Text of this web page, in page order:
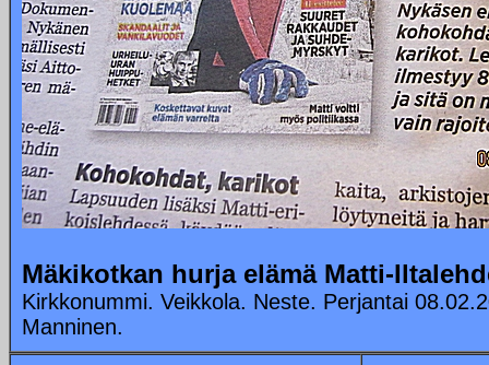
Mäkikotkan hurja elämä Matti-
Kirkkonummi. Veikkola. Neste. Perjantai
Manninen.